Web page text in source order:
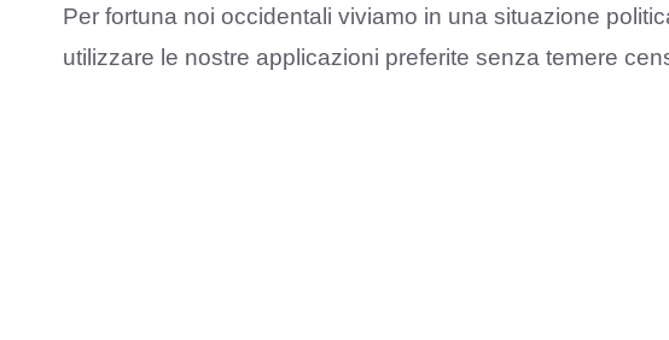
Per fortuna noi occidentali viviamo in una situazione
utilizzare le nostre applicazioni preferite senza temere